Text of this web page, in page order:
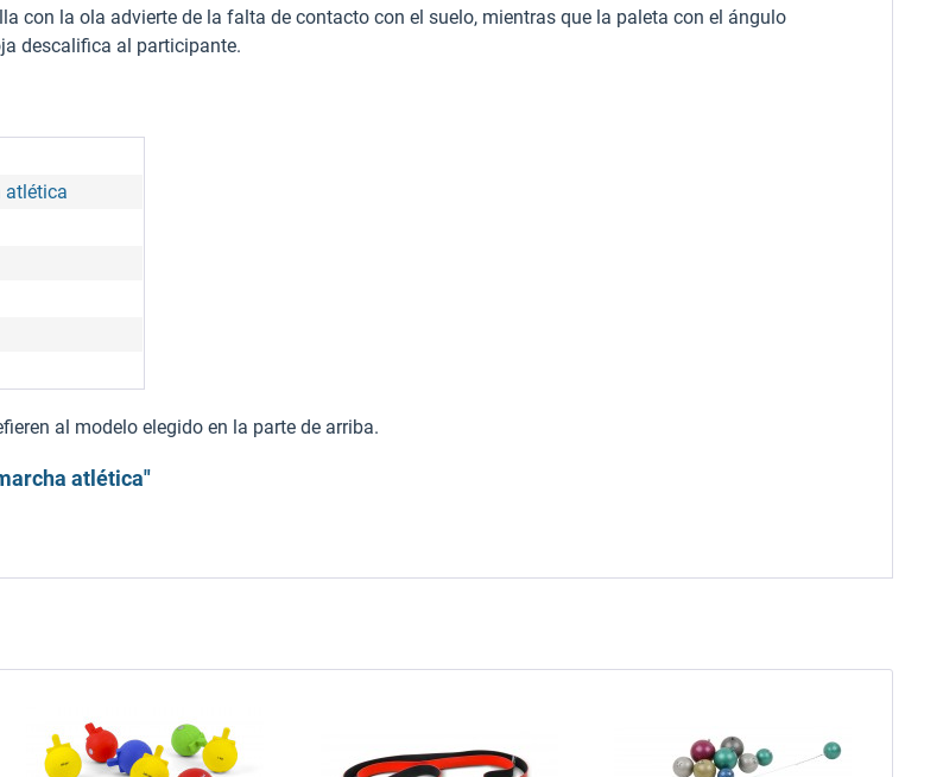
con la ola advierte de la falta de contacto con el suelo, mientras que la paleta con el ángulo
descalifica al participante.
atlética
al modelo elegido en la parte de arriba.
atlética"